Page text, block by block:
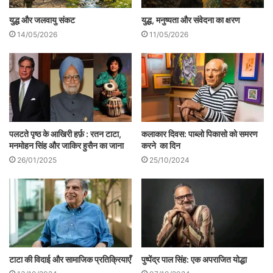
लियो टॉलस्टॉय
टालस्टॉय जैसे कुछ अन्य आधुनिक विचारकों के साथ
महात्मा गांधी ने बुनियादी तौर पर सादगी और सादगी
आधारित संतोष को एक अति महत्वपूर्ण जीवन-मूल्य
के रूप में प्रतिष्ठित किया। गांधीजी की सादगी की
सोच अपने ऊपर बहुत परेशानी से नियंत्रण रखने में
नहीं है, अपितु एक सहज, स्वाभाविक सोच है जो
आसानी से संतोष व बंधनमुक्ति के अहसास की ओर ले
जाती है। इस सोच की सही समझ बने तो अधिक
युद्ध और जलवायु संकट
14/05/2026
युद्ध, मनुष्यता और संवेदना का क्षरण
11/05/2026
पलटते पृष्ठ के आखिरी हर्फ़ : रतन टाटा,
मनमोहन सिंह और जाकिर हुसैन का जाना
26/01/2025
कलाकार दिवस: पाब्लो पिकासो को समरण
करने का दिन
25/10/2024
टाटा की विदाई और सामाजिक प्रतिक्रियाएँ पुष्पेंद्र पाल सिंह: एक अपराजित योद्धा